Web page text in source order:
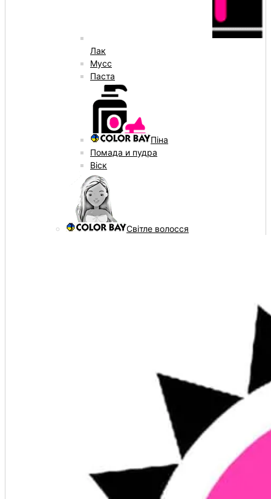
Лак
Мусс
Паста
Піна
Помада и пудра
Віск
Світле волосся